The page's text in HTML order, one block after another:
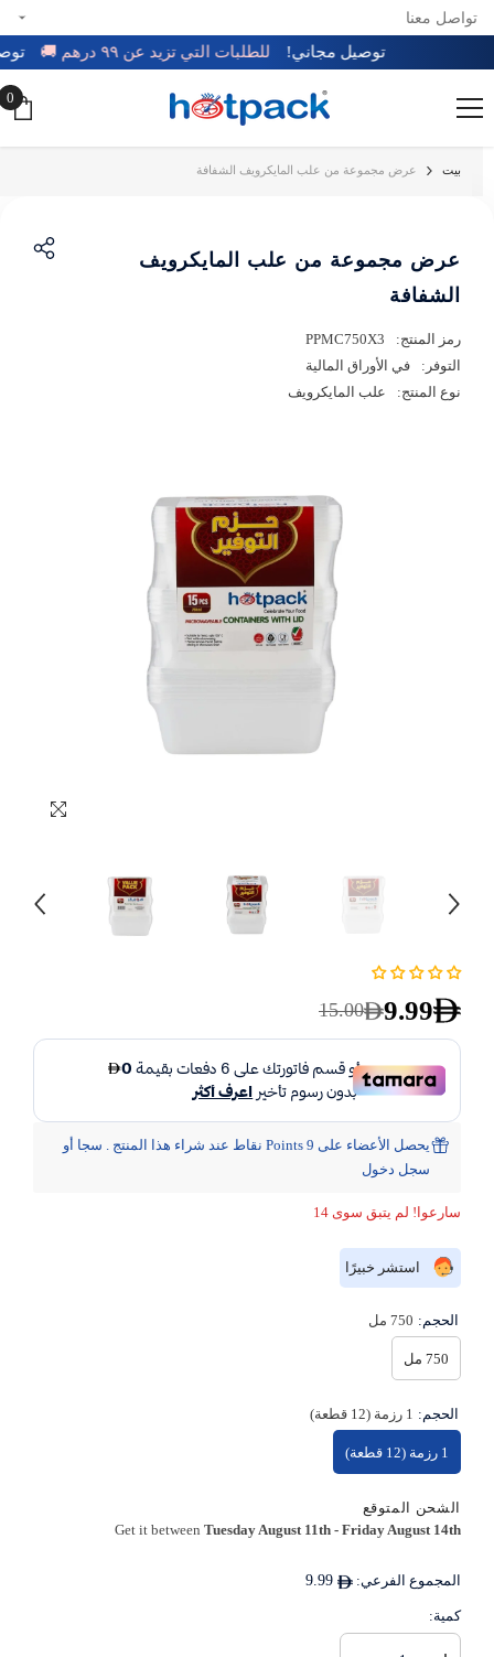
تخطي إلى المحتوى
تواصل معنا
توصيل مجاني! للطلبات التي تزيد عن ٩٩ درهم 🚚
0
0
بيت عرض مجموعة من علب المايكرويف الشفافة
عرض مجموعة من علب المايكرويف
الشفافة
رمز المنتج:
PPMC750X3
التوفر:
في الأوراق المالية
نوع المنتج:
علب المايكرويف
15.00 9.99
يحصل الأعضاء على 9 Points نقاط عند شراء هذا المنتج . سجا أو
سجل دخول
سارعوا! لم يتبق سوى 14
استشر خبيرًا
الحجم: 750 مل
750 مل
الحجم: 1 رزمة (12 قطعة)
1 رزمة (12 قطعة)
الشحن المتوقع
Get it betweenTuesday August 11th -Friday August 14th
المجموع الفرعي: 9.99
كمية: